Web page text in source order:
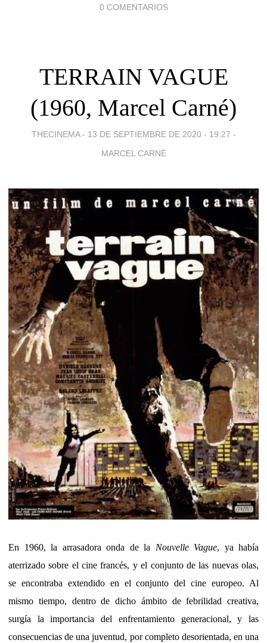
0 COMENTARIOS
TERRAIN VAGUE
(1960, Marcel Carné)
THECINEMA - 13 DE SEPTIEMBRE DE 2020 - 19:27 -
MARCEL CARNÉ
En 1960, la arrasadora onda de la Nouvelle Vague, ya había
aterrizado sobre el cine francés, y el conjunto de las nuevas olas,
se encontraba extendido en el conjunto del cine europeo. Al
mismo tiempo, dentro de dicho ámbito de febrilidad creativa,
surgía la importancia del enfrentamiento generacional, y las
consecuencias de una juventud, por completo desorientada, en una